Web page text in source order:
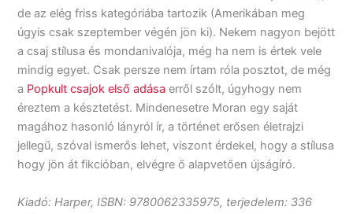
de az elég friss kategóriába tartozik (Amerikában meg
úgyis csak szeptember végén jön ki). Nekem nagyon bejött
a csaj stílusa és mondanivalója, még ha nem is értek vele
mindig egyet. Csak persze nem írtam róla posztot, de még
a Popkult csajok első adása erről szólt, úgyhogy nem
éreztem a késztetést. Mindenesetre Moran egy saját
magához hasonló lányról ír, a történet erősen életrajzi
jellegű, szóval ismerős lehet, viszont érdekel, hogy a stílusa
hogy jön át fikcióban, elvégre ő alapvetően újságíró.
Kiadó: Harper, ISBN: 9780062335975, terjedelem: 336